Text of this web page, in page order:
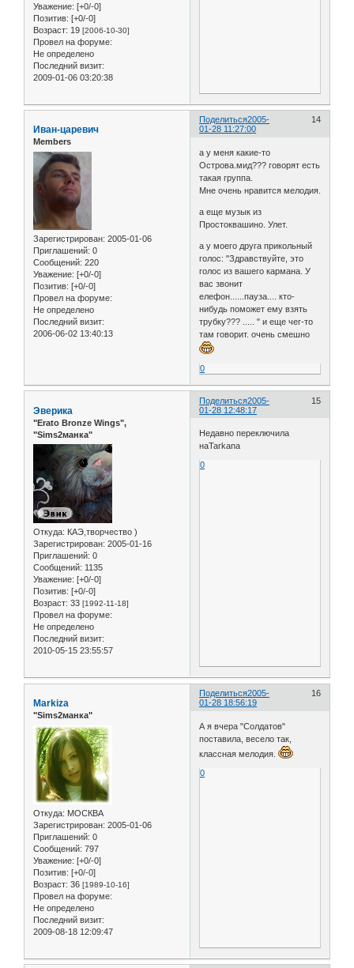
Уважение: [+0/-0]
Позитив: [+0/-0]
Возраст: 19 [2006-10-30]
Провел на форуме:
Не определено
Последний визит:
2009-01-06 03:20:38
Поделиться 14
2005-
01-28 11:27:00
Иван-царевич
Members
Зарегистрирован: 2005-01-06
Приглашений: 0
Сообщений: 220
Уважение: [+0/-0]
Позитив: [+0/-0]
Провел на форуме:
Не определено
Последний визит:
2006-06-02 13:40:13
а у меня какие-то
Острова.мид??? говорят есть
такая группа.
Мне очень нравится мелодия.
а еще музык из
Простоквашино. Улет.
а у моего друга прикольный
голос: "Здравствуйте, это
голос из вашего кармана. У
вас звонит
елефон......пауза.... кто-
нибудь поможет ему взять
трубку??? ..... " и еще чег-то
там говорит. очень смешно
0
Поделиться 15
2005-
01-28 12:48:17
Эверика
"Erato Bronze Wings",
"Sims2манка"
Откуда: КАЭ,творчество )
Зарегистрирован: 2005-01-16
Приглашений: 0
Сообщений: 1135
Уважение: [+0/-0]
Позитив: [+0/-0]
Возраст: 33 [1992-11-18]
Провел на форуме:
Не определено
Последний визит:
2010-05-15 23:55:57
Недавно переключила
наTarkana
0
Поделиться 16
2005-
01-28 18:56:19
Markiza
"Sims2манка"
Откуда: МОСКВА
Зарегистрирован: 2005-01-06
Приглашений: 0
Сообщений: 797
Уважение: [+0/-0]
Позитив: [+0/-0]
Возраст: 36 [1989-10-16]
Провел на форуме:
Не определено
Последний визит:
2009-08-18 12:09:47
А я вчера "Солдатов"
поставила, весело так,
классная мелодия.
0